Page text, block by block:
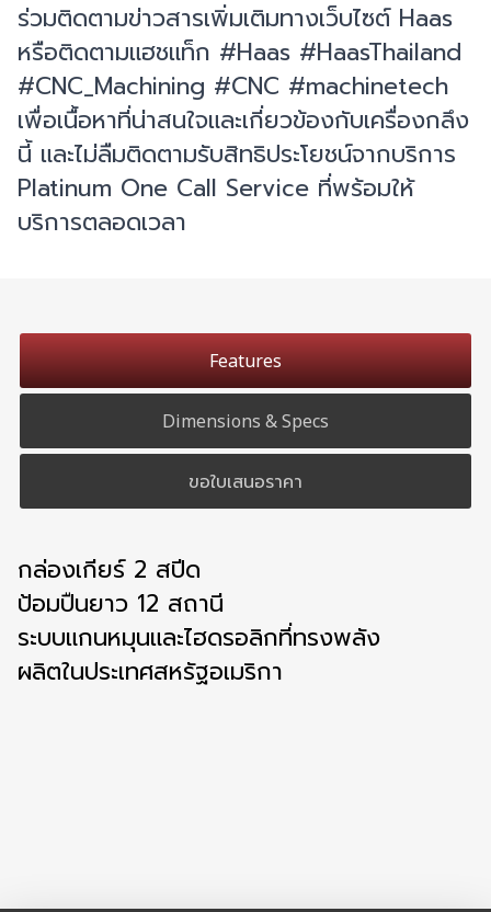
ร่วมติดตามข่าวสารเพิ่มเติมทางเว็บไซต์ Haas
หรือติดตามแฮชแท็ก #Haas #HaasThailand
#CNC_Machining #CNC #machinetech
เพื่อเนื้อหาที่น่าสนใจและเกี่ยวข้องกับเครื่องกลึง
นี้ และไม่ลืมติดตามรับสิทธิประโยชน์จากบริการ
Platinum One Call Service ที่พร้อมให้
บริการตลอดเวลา
Features
Dimensions & Specs
ขอใบเสนอราคา
กล่องเกียร์ 2 สปีด
ป้อมปืนยาว 12 สถานี
ระบบแกนหมุนและไฮดรอลิกที่ทรงพลัง
ผลิตในประเทศสหรัฐอเมริกา